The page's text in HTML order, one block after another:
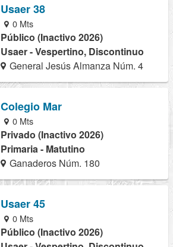
Usaer 38
0 Mts
Público (Inactivo 2026)
Usaer - Vespertino, Discontinuo
General Jesús Almanza Núm. 4
Colegio Mar
0 Mts
Privado (Inactivo 2026)
Primaria - Matutino
Ganaderos Núm. 180
Usaer 45
0 Mts
Público (Inactivo 2026)